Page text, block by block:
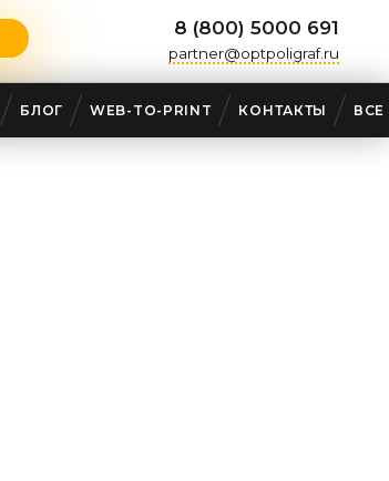
8 (800) 5000 691
partner@optpoligraf.ru
БЛОГ WEB-TO-PRINT КОНТАКТЫ ВСЕ